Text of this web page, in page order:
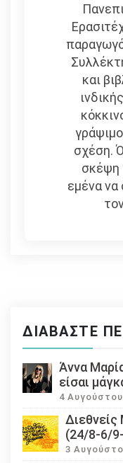
και
σχέση.
σκέψη
εμένα
ΔΙΑΒΆΣΤΕ
Άννα
είσαι
4
(24/8-6/
3